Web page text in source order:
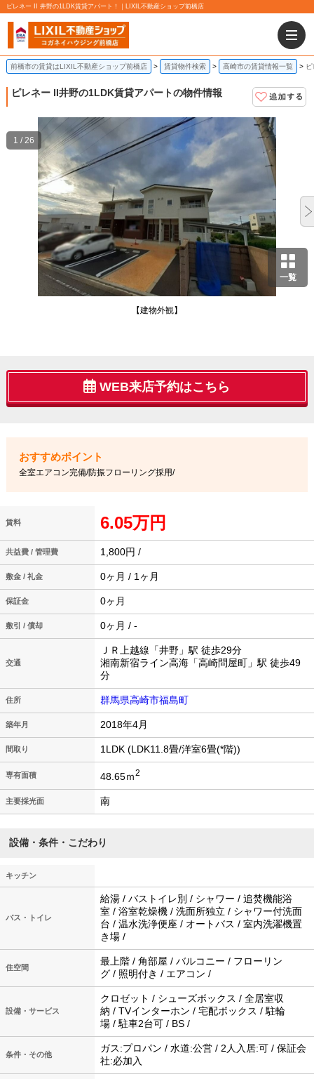
ピレネー II 井野の1LDK賃貸アパート！｜LIXIL不動産ショップ前橋店
前橋市の賃貸はLIXIL不動産ショップ前橋店 賃貸物件検索 高崎市の賃貸情報一覧
ピレネー II井野の1LDK賃貸アパートの物件情報
一覧
【建物外観】
1 / 26
WEB来店予約はこちら
全室エアコン完備/防振フローリング採用/
賃料 6.05万円
共益費 / 管理費 1,800円 /
敷金 / 礼金 0ヶ月 / 1ヶ月
保証金 0ヶ月
敷引 / 償却 0ヶ月 / -
交通
ＪＲ上越線「井野」駅 徒歩29分
湘南新宿ライン高海「高崎問屋町」駅 徒歩49
分
住所 群馬県高崎市福島町
築年月 2018年4月
間取り 1LDK (LDK11.8畳/洋室6畳(*階))
専有面積 48.65ｍ2
主要採光面 南
設備・条件・こだわり
キッチン
バス・トイレ
給湯 / バストイレ別 / シャワー / 追焚機能浴
室 / 浴室乾燥機 / 洗面所独立 / シャワー付洗面
台 / 温水洗浄便座 / オートバス / 室内洗濯機置
き場 /
住空間
最上階 / 角部屋 / バルコニー / フローリン
グ / 照明付き / エアコン /
設備・サービス
クロゼット / シューズボックス / 全居室収
納 / TVインターホン / 宅配ボックス / 駐輪
場 / 駐車2台可 / BS /
条件・その他
ガス:プロパン / 水道:公営 / 2人入居:可 / 保証会
社:必加入